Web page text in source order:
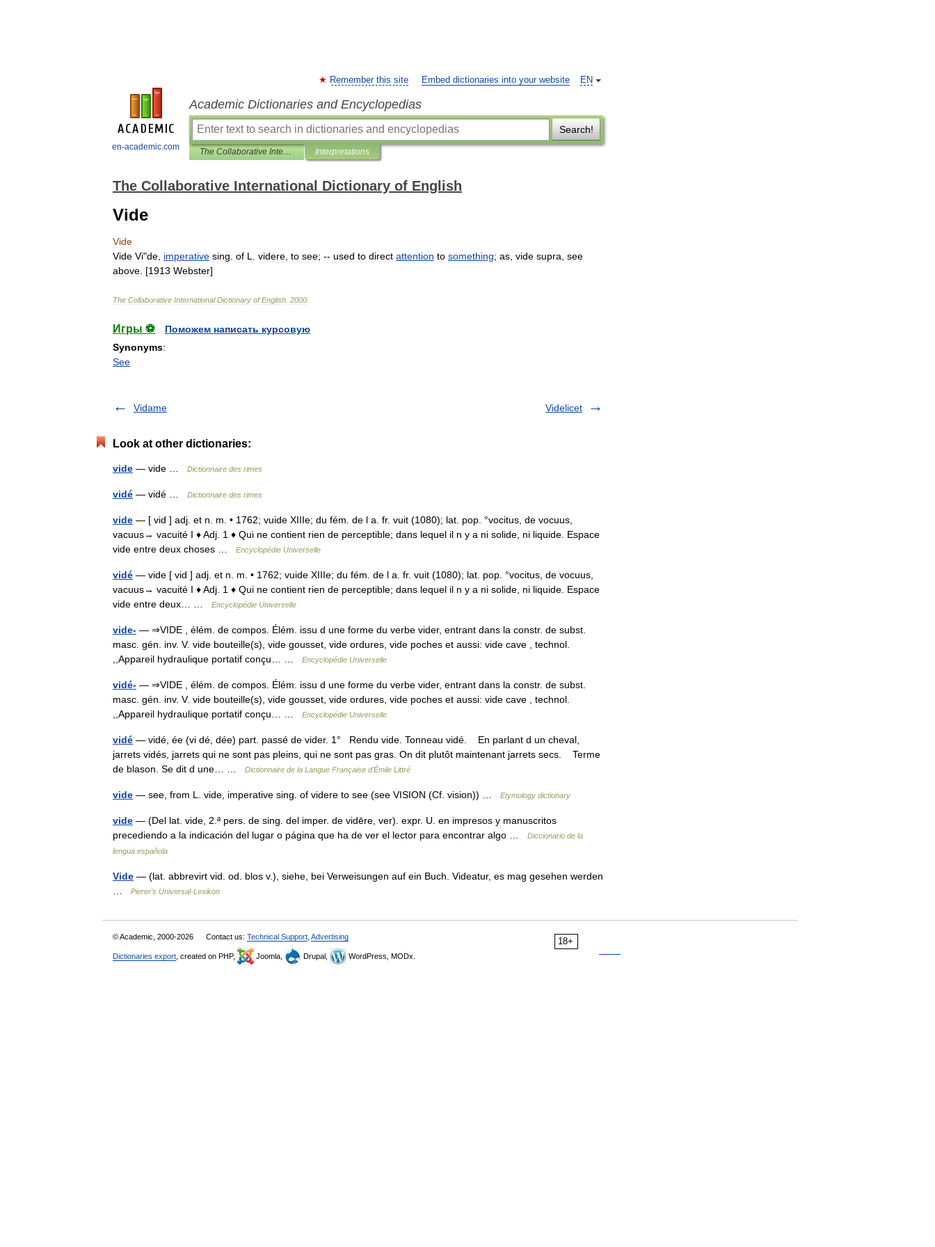
en-academic.com
EN
Remember this site Embed dictionaries into your website
Academic Dictionaries and Encyclopedias
Search!
The Collaborative International Dictionary of English Interpretations
The Collaborative International Dictionary of English
Vide
Vide
Vide Vi"de imperative sing of L videre to see; -- used to direct attention to something; as vide supra see
above . [1913 Webster]
The Collaborative International Dictionary of English 2000
Игры ⚽
Поможем написать курсовую
Synonyms:
See
Vidame Videlicet
Look at other dictionaries:
vide — vide … Dictionnaire des rimes
vidé — vidé … Dictionnaire des rimes
vide — [ vid ] adj. et n. m. • 1762; vuide XIIIe; du fém. de l a. fr. vuit (1080); lat. pop. °vocitus, de vocuus,
vacuus→ vacuité I ♦ Adj. 1 ♦ Qui ne contient rien de perceptible; dans lequel il n y a ni solide, ni liquide. Espace
vide entre deux choses …
Encyclopédie Universelle
vidé — vide [ vid ] adj. et n. m. • 1762; vuide XIIIe; du fém. de l a. fr. vuit (1080); lat. pop. °vocitus, de vocuus,
vacuus→ vacuité I ♦ Adj. 1 ♦ Qui ne contient rien de perceptible; dans lequel il n y a ni solide, ni liquide. Espace
vide entre deux… …
Encyclopédie Universelle
vide- — ⇒VIDE , élém. de compos. Élém. issu d une forme du verbe vider, entrant dans la constr. de subst.
masc. gén. inv. V. vide bouteille(s), vide gousset, vide ordures, vide poches et aussi: vide cave , technol.
,,Appareil hydraulique portatif conçu… …
Encyclopédie Universelle
vidé- — ⇒VIDE , élém. de compos. Élém. issu d une forme du verbe vider, entrant dans la constr. de subst.
masc. gén. inv. V. vide bouteille(s), vide gousset, vide ordures, vide poches et aussi: vide cave , technol.
,,Appareil hydraulique portatif conçu… …
Encyclopédie Universelle
vidé — vidé, ée (vi dé, dée) part. passé de vider. 1° Rendu vide. Tonneau vidé. En parlant d un cheval,
jarrets vidés, jarrets qui ne sont pas pleins, qui ne sont pas gras. On dit plutôt maintenant jarrets secs. Terme
de blason. Se dit d une… …
Dictionnaire de la Langue Française d'Émile Littré
vide — see, from L. vide, imperative sing. of videre to see (see VISION (Cf. vision)) … Etymology dictionary
vide — (Del lat. vide, 2.ª pers. de sing. del imper. de vidēre, ver). expr. U. en impresos y manuscritos
precediendo a la indicación del lugar o página que ha de ver el lector para encontrar algo …
Diccionario de la
lengua española
Vide — (lat. abbrevirt vid. od. blos v.), siehe, bei Verweisungen auf ein Buch. Videatur, es mag gesehen werden
Pierer's Universal-Lexikon
18+
© Academic, 2000-2026 Contact us: Technical Support Advertising
Dictionaries export , created on PHP, Joomla, Drupal, WordPress, MODx.